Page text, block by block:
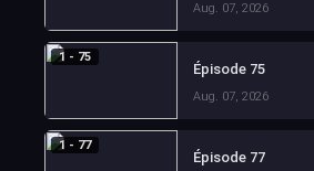
Aug. 07, 2026
1 - 75
Épisode 75
Aug. 07, 2026
1 - 77
Épisode 77